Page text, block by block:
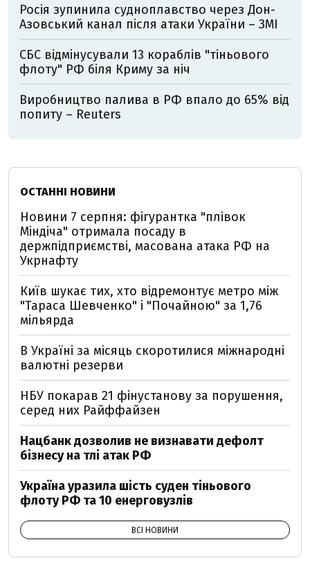
Росія зупинила судноплавство через Дон-
Азовський канал після атаки України – ЗМІ
СБС відмінусували 13 кораблів "тіньового
флоту" РФ біля Криму за ніч
Виробництво палива в РФ впало до 65% від
попиту – Reuters
ОСТАННІ НОВИНИ
Новини 7 серпня: фігурантка "плівок
Міндіча" отримала посаду в
держпідприємстві, масована атака РФ на
Укрнафту
Київ шукає тих, хто відремонтує метро між
"Тараса Шевченко" і "Почайною" за 1,76
мільярда
В Україні за місяць скоротилися міжнародні
валютні резерви
НБУ покарав 21 фінустанову за порушення,
серед них Райффайзен
Нацбанк дозволив не визнавати дефолт
бізнесу на тлі атак РФ
Україна уразила шість суден тіньового
флоту РФ та 10 енерговузлів
ВСІ НОВИНИ